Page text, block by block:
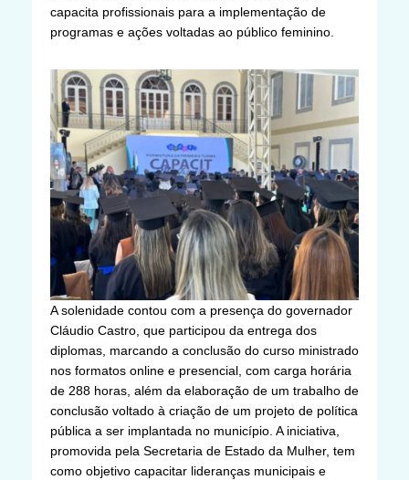
capacita profissionais para a implementação de
programas e ações voltadas ao público feminino.
A solenidade contou com a presença do governador
Cláudio Castro, que participou da entrega dos
diplomas, marcando a conclusão do curso ministrado
nos formatos online e presencial, com carga horária
de 288 horas, além da elaboração de um trabalho de
conclusão voltado à criação de um projeto de política
pública a ser implantada no município. A iniciativa,
promovida pela Secretaria de Estado da Mulher, tem
como objetivo capacitar lideranças municipais e